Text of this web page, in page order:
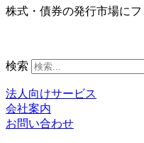
コ
ツ
に
ス
キ
ッ
株式・債券の発行市場に
検索
法人向けサービス
会社案内
お問い合わせ